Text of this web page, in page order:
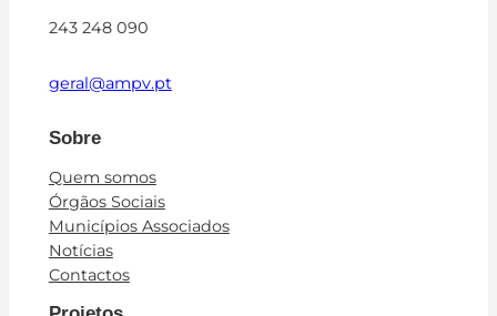
243 248 090
geral@ampv.pt
Sobre
Quem somos
Órgãos Sociais
Municípios Associados
Notícias
Contactos